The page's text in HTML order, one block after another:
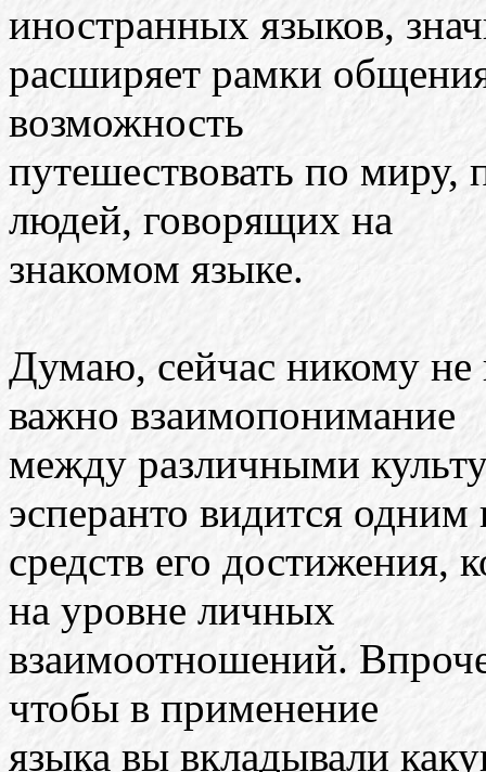
иностранных языков,
расширяет рамки
возможность
путешествовать по миру,
людей, говорящих на
знакомом языке.
Думаю, сейчас никому не
важно взаимопонимание
между различными
эсперанто видится одним
средств его достижения,
на уровне личных
взаимоотношений.
чтобы в применение
языка вы вкладывали